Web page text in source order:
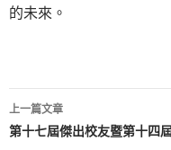
的未來。
文
章
上一篇文章
第十七屆傑出校友暨第十四